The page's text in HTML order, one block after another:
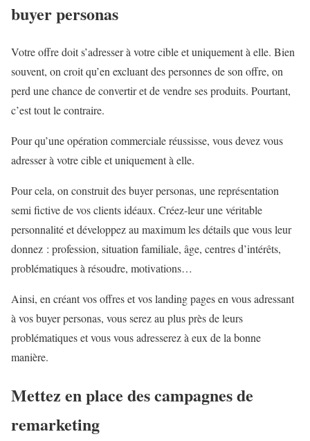
buyer personas
Votre offre doit s’adresser à votre cible et uniquement à elle. Bien
souvent, on croit qu’en excluant des personnes de son offre, on
perd une chance de convertir et de vendre ses produits. Pourtant,
c’est tout le contraire.
Pour qu’une opération commerciale réussisse, vous devez vous
adresser à votre cible et uniquement à elle.
Pour cela, on construit des buyer personas, une représentation
semi fictive de vos clients idéaux. Créez-leur une véritable
personnalité et développez au maximum les détails que vous leur
donnez : profession, situation familiale, âge, centres d’intérêts,
problématiques à résoudre, motivations…
Ainsi, en créant vos offres et vos landing pages en vous adressant
à vos buyer personas, vous serez au plus près de leurs
problématiques et vous vous adresserez à eux de la bonne
manière.
Mettez en place des campagnes de
remarketing